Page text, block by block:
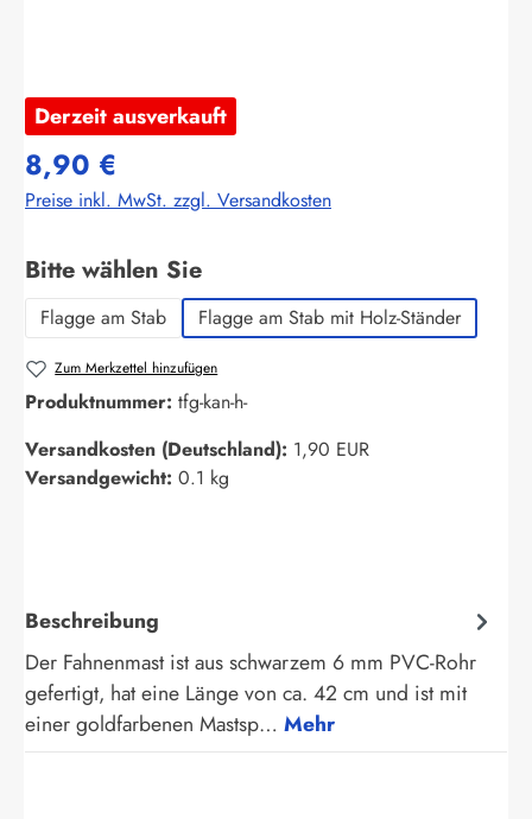
Derzeit ausverkauft
8,90 €
Preise inkl. MwSt. zzgl. Versandkosten
Bitte wählen Sieauswählen
Flagge am Stab Flagge am Stab mit Holz-Ständer
Zum Merkzettel hinzufügen
Produktnummer: tfg-kan-h-
Versandkosten (Deutschland): 1,90 EUR
Versandgewicht: 0.1 kg
Beschreibung
Der Fahnenmast ist aus schwarzem 6 mm PVC-Rohr
gefertigt, hat eine Länge von ca. 42 cm und ist mit
einer goldfarbenen Mastsp… Mehr